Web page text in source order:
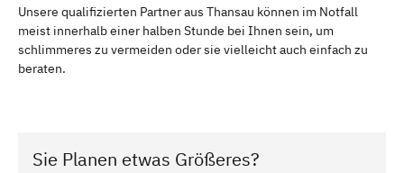
Unsere qualifizierten Partner aus Thansau können im Notfall
meist innerhalb einer halben Stunde bei Ihnen sein, um
schlimmeres zu vermeiden oder sie vielleicht auch einfach zu
beraten.
Sie Planen etwas Größeres?